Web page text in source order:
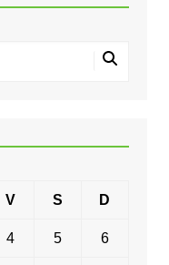
V S D
4 5 6